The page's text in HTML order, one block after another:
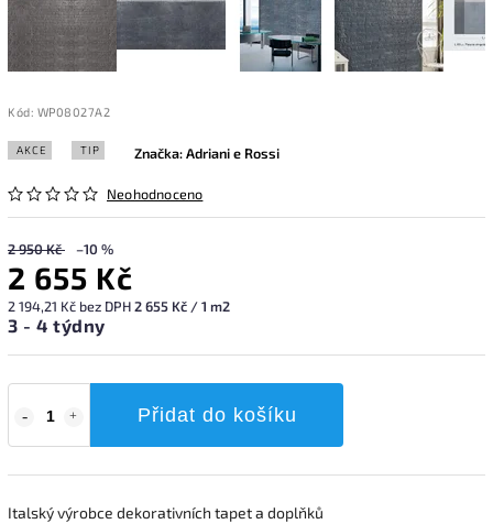
Kód: WP08027A2
AKCE TIP
Neohodnoceno
Značka:Adriani e Rossi
2 950 Kč –10 %
2 655 Kč
2 194,21 Kč bez DPH2 655 Kč / 1 m2
3 - 4 týdny
Přidat do košíku
Italský výrobce dekorativních tapet a doplňků